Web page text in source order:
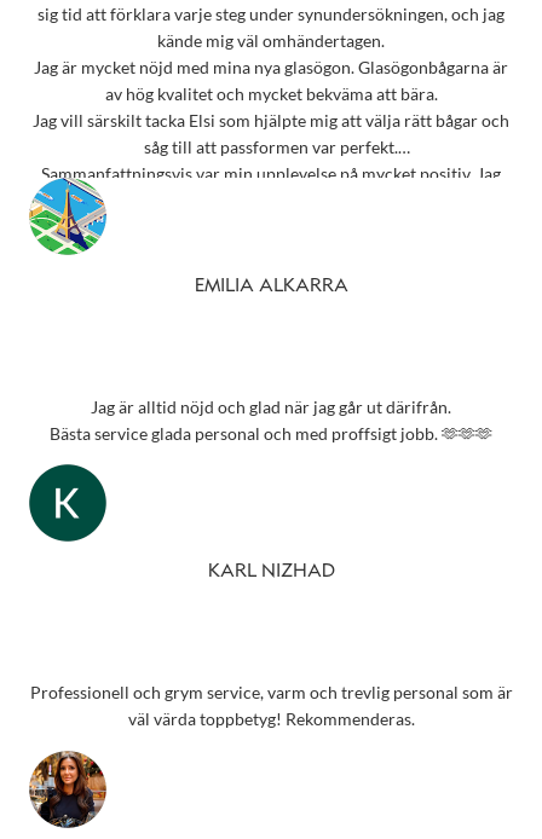
sig tid att förklara varje steg under synundersökningen, och jag
kände mig väl omhändertagen.
Jag är mycket nöjd med mina nya glasögon. Glasögonbågarna är
av hög kvalitet och mycket bekväma att bära.
Jag vill särskilt tacka Elsi som hjälpte mig att välja rätt bågar och
såg till att passformen var perfekt.
Sammanfattningsvis var min upplevelse på mycket positiv. Jag
rekommenderar starkt detta ställe till alla som behöver
EMILIA ALKARRA
Jag är alltid nöjd och glad när jag går ut därifrån.
Bästa service glada personal och med proffsigt jobb. 🫶🫶🫶
KARL NIZHAD
Professionell och grym service, varm och trevlig personal som är
väl värda toppbetyg! Rekommenderas.